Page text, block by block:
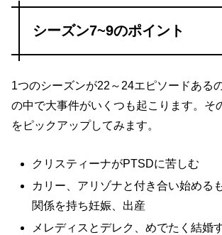
シーズン7~9のポイント
1つのシーズンが22～24エピソードある
の中で大事件がいくつも起こります。そ
をピックアップしてみます。
クリスティーナがPTSDに苦しむ
カリー、アリゾナと付き合い始める
関係を持ち妊娠、出産
メレディスとデレク、めでたく結婚